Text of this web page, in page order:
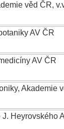
věd ČR,
AV ČR
AV ČR
Akademie
Heyrovského